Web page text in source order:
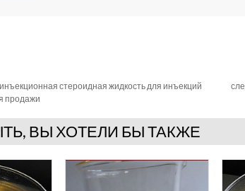
стероидная жидкость для инъекций
продажи
ВЫ ХОТЕЛИ БЫ ТАКЖЕ